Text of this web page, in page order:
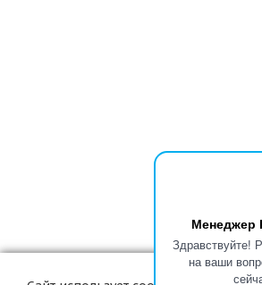
Менеджер
Здравствуйте!
на ваши